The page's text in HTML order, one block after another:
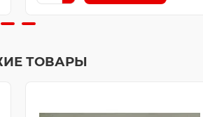
ТОВАРЫ